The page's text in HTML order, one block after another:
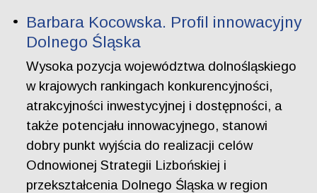
Barbara Kocowska. Profil innowacyjny
Dolnego Śląska
Wysoka pozycja województwa dolnośląskiego
w krajowych rankingach konkurencyjności,
atrakcyjności inwestycyjnej i dostępności, a
także potencjału innowacyjnego, stanowi
dobry punkt wyjścia do realizacji celów
Odnowionej Strategii Lizbońskiej i
przekształcenia Dolnego Śląska w region